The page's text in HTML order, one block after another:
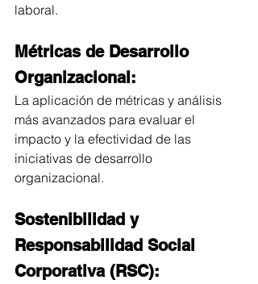
laboral.
Métricas de Desarrollo
Organizacional:
La aplicación de métricas y análisis
más avanzados para evaluar el
impacto y la efectividad de las
iniciativas de desarrollo
organizacional.
Sostenibilidad y
Responsabilidad Social
Corporativa (RSC):